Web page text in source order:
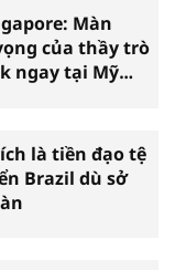
Màn
của thầy trò
ngay tại Mỹ
là tiền đạo tệ
Brazil dù sở